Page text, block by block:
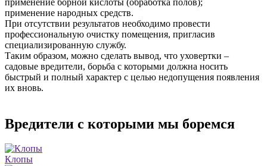
применение народных средств.
При отсутствии результатов необходимо провести
профессиональную очистку помещения, пригласив
специализированную службу.
Таким образом, можно сделать вывод, что уховертки –
садовые вредители, борьба с которыми должна носить
быстрый и полный характер с целью недопущения появления
их вновь.
Вредители с которыми мы боремся
Клопы